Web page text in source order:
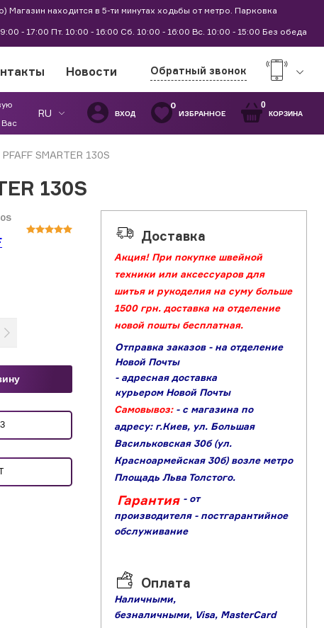
находится в 5-ти минутах ходьбы от метро. Парковка
- 17:00 Пт. 10:00 - 16:00 Сб. 10:00 - 16:00 Вс. 10:00 - 15:00 Без обеда
Новости Обратный звонок
RU ВХОД
0
ИЗБРАННОЕ
0
КОРЗИНА
PFAFF SMARTER 130S
130S
Доставка
Акция! При покупке швейной
техники или аксессуаров для
шитья и рукоделия на суму больше
1500 грн. доставка на отделение
новой пошты бесплатная.
Отправка заказов - на отделение
Новой Почты
- адресная доставка
курьером Новой Почты
Самовывоз: - с магазина по
адресу: г.Киев, ул. Большая
Васильковская 30б (ул.
Красноармейская 30б) возле метро
Площадь Льва Толстого.
Гарантия - от
производителя - постгарантийное
обслуживание
Оплата
Наличными,
безналичными, Visa, MasterCard